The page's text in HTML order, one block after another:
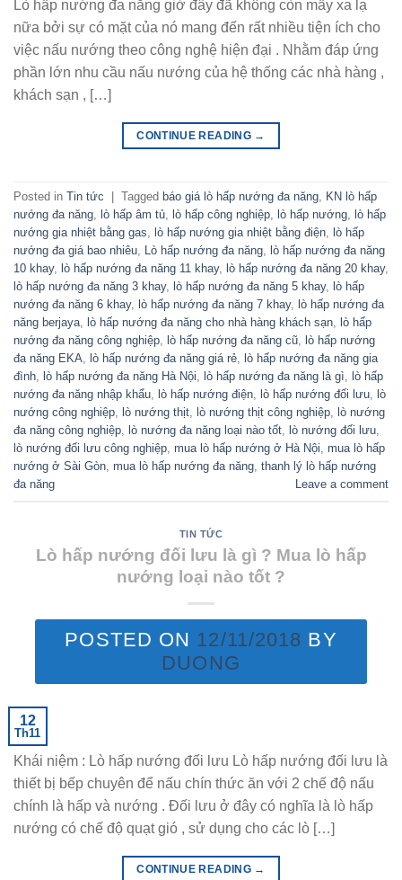
Lò hấp nướng đa năng giờ đây đã không còn mấy xa lạ
nữa bởi sự có mặt của nó mang đến rất nhiều tiện ích cho
việc nấu nướng theo công nghệ hiện đại . Nhằm đáp ứng
phần lớn nhu cầu nấu nướng của hệ thống các nhà hàng ,
khách sạn , […]
CONTINUE READING →
Posted in Tin tức Tagged báo giá lò hấp nướng đa năng, KN lò hấp
nướng đa năng, lò hấp âm tủ, lò hấp công nghiệp, lò hấp nướng, lò hấp
nướng gia nhiệt bằng gas, lò hấp nướng gia nhiệt bằng điện, lò hấp
nướng đa giá bao nhiêu, Lò hấp nướng đa năng, lò hấp nướng đa năng
10 khay, lò hấp nướng đa năng 11 khay, lò hấp nướng đa năng 20 khay,
lò hấp nướng đa năng 3 khay, lò hấp nướng đa năng 5 khay, lò hấp
nướng đa năng 6 khay, lò hấp nướng đa năng 7 khay, lò hấp nướng đa
năng berjaya, lò hấp nướng đa năng cho nhà hàng khách sạn, lò hấp
nướng đa năng công nghiệp, lò hấp nướng đa năng cũ, lò hấp nướng
đa năng EKA, lò hấp nướng đa năng giá rẻ, lò hấp nướng đa năng gia
đình, lò hấp nướng đa năng Hà Nội, lò hấp nướng đa năng là gì, lò hấp
nướng đa năng nhập khẩu, lò hấp nướng điện, lò hấp nướng đối lưu, lò
nướng công nghiệp, lò nướng thịt, lò nướng thịt công nghiệp, lò nướng
đa năng công nghiệp, lò nướng đa năng loại nào tốt, lò nướng đối lưu,
lò nướng đối lưu công nghiệp, mua lò hấp nướng ở Hà Nội, mua lò hấp
nướng ở Sài Gòn, mua lò hấp nướng đa năng, thanh lý lò hấp nướng
đa năng
Leave a comment
TIN TỨC
Lò hấp nướng đối lưu là gì ? Mua lò hấp
nướng loại nào tốt ?
POSTED ON 12/11/2018 BY
DUONG
12
Th11
Khái niệm : Lò hấp nướng đối lưu Lò hấp nướng đối lưu là
thiết bị bếp chuyên để nấu chín thức ăn với 2 chế độ nấu
chính là hấp và nướng . Đối lưu ở đây có nghĩa là lò hấp
nướng có chế độ quạt gió , sử dụng cho các lò […]
CONTINUE READING →